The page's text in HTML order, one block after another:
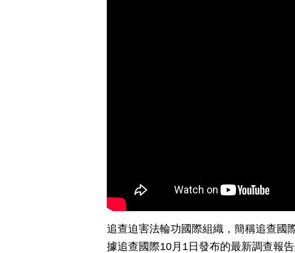
追查迫害法輪功國際組織，簡稱追查國
據追查國際10月1日發布的最新調查報